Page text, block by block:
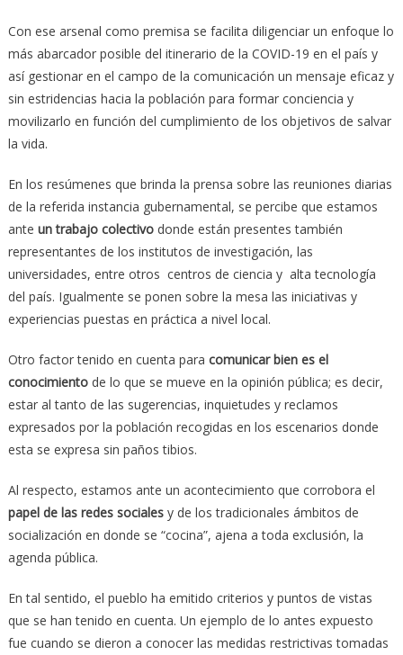
Con ese arsenal como premisa se facilita diligenciar un enfoque lo
más abarcador posible del itinerario de la COVID-19 en el país y
así gestionar en el campo de la comunicación un mensaje eficaz y
sin estridencias hacia la población para formar conciencia y
movilizarlo en función del cumplimiento de los objetivos de salvar
la vida.
En los resúmenes que brinda la prensa sobre las reuniones diarias
de la referida instancia gubernamental, se percibe que estamos
ante un trabajo colectivodonde están presentes también
representantes de los institutos de investigación, las
universidades, entre otros centros de ciencia y alta tecnología
del país. Igualmente se ponen sobre la mesa las iniciativas y
experiencias puestas en práctica a nivel local.
Otro factor tenido en cuenta para comunicar bien es el
conocimientode lo que se mueve en la opinión pública; es decir,
estar al tanto de las sugerencias, inquietudes y reclamos
expresados por la población recogidas en los escenarios donde
esta se expresa sin paños tibios.
Al respecto, estamos ante un acontecimiento que corrobora el
papel de las redes socialesy de los tradicionales ámbitos de
socialización en donde se “cocina”, ajena a toda exclusión, la
agenda pública.
En tal sentido, el pueblo ha emitido criterios y puntos de vistas
que se han tenido en cuenta. Un ejemplo de lo antes expuesto
fue cuando se dieron a conocer las medidas restrictivas tomadas